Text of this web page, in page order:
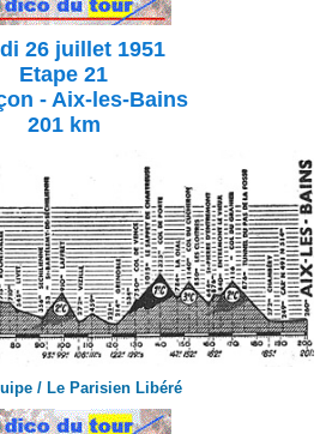
26 juillet 1951
Etape 21
- Aix-les-Bains
201 km
/ Le Parisien Libéré